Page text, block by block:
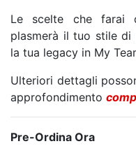
Le scelte che farai
plasmerà il tuo stile
la tua legacy in My
Ulteriori dettagli
approfondimento
Pre-Ordina Ora